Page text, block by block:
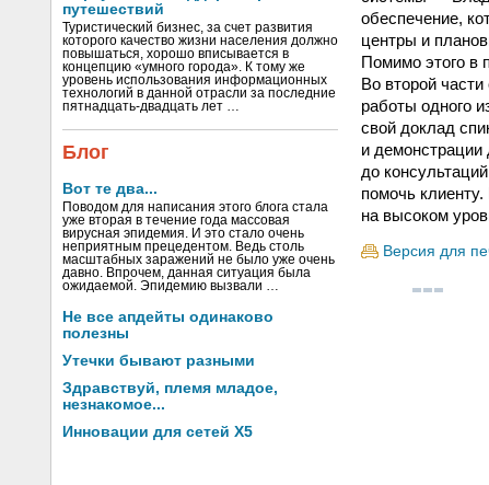
путешествий
Туристический бизнес, за счет развития
которого качество жизни населения должно
повышаться, хорошо вписывается в
концепцию «умного города». К тому же
уровень использования информационных
технологий в данной отрасли за последние
пятнадцать-двадцать лет …
Блог
Вот те два...
Поводом для написания этого блога стала
уже вторая в течение года массовая
вирусная эпидемия. И это стало очень
неприятным прецедентом. Ведь столь
масштабных заражений не было уже очень
давно. Впрочем, данная ситуация была
ожидаемой. Эпидемию вызвали …
Не все апдейты одинаково
полезны
Утечки бывают разными
Здравствуй, племя младое,
незнакомое...
Инновации для сетей X5
обеспечение,
центры и
Помимо этого в
Во второй
работы одного
свой доклад
и
до
помочь
на высоком
Версия для